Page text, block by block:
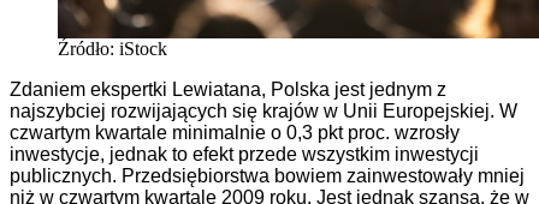
Źródło: iStock
Zdaniem ekspertki Lewiatana, Polska jest jednym z
najszybciej rozwijających się krajów w Unii Europejskiej. W
czwartym kwartale minimalnie o 0,3 pkt proc. wzrosły
inwestycje, jednak to efekt przede wszystkim inwestycji
publicznych. Przedsiębiorstwa bowiem zainwestowały mniej
niż w czwartym kwartale 2009 roku. Jest jednak szansa, że w